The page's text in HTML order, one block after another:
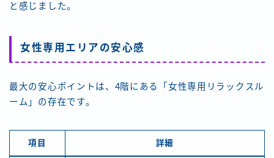
と感じました。
女性専用エリアの安心感
最大の安心ポイントは、4階にある「女性専用リラックスル
ーム」の存在です。
項目 詳細